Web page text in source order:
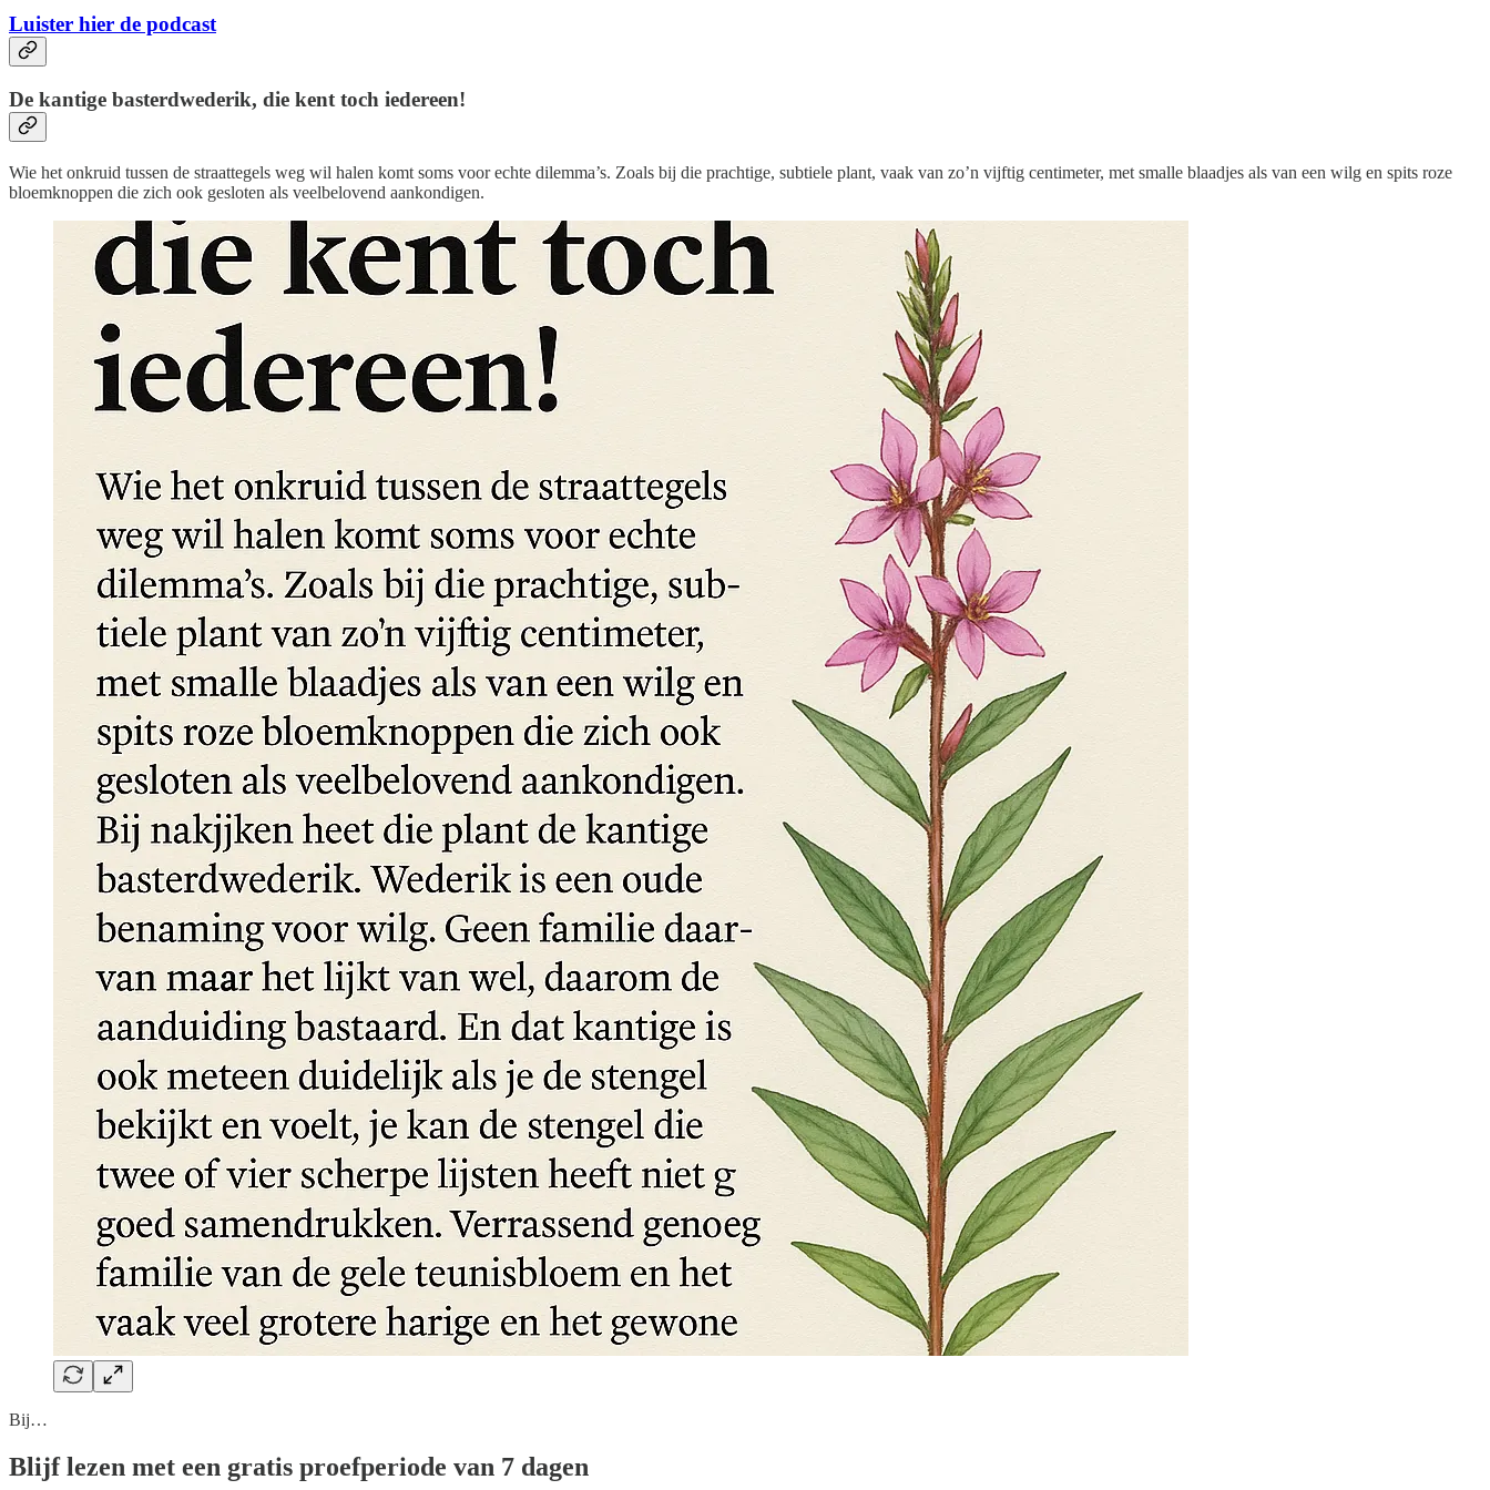
Luister hier de podcast
De kantige basterdwederik, die kent toch iedereen!
Wie het onkruid tussen de straattegels weg wil halen komt soms voor echte dilemma’s. Zoals bij die prachtige, subtiele plant, vaak van zo’n vijftig centimeter, met smalle blaadjes als van een wilg en spits roze
bloemknoppen die zich ook gesloten als veelbelovend aankondigen.
Bij…
Blijf lezen met een gratis proefperiode van 7 dagen